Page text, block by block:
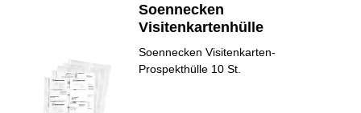
Soennecken
Visitenkartenhülle
Soennecken Visitenkarten-
Prospekthülle 10 St.